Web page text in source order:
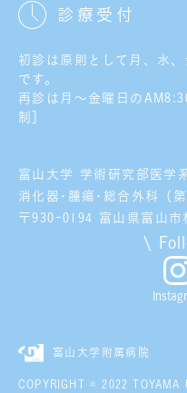
診療受付
初診は原則として月、水
です。
再診は月～金曜日の
制］
富山大学 学術研究部医学
消化器･腫瘍･総合外科（第
〒930-0194 富山県富山市
\
富山大学附属病院
COPYRIGHT © 2022 TOYAMA